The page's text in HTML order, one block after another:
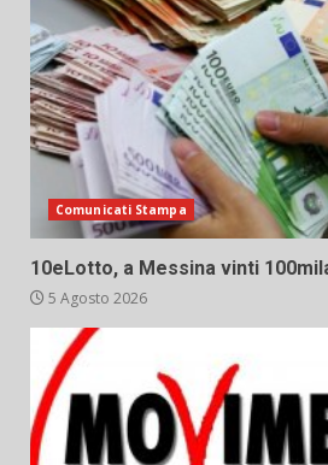
Comunicati Stampa
10eLotto, a Messina vinti
5 Agosto 2026